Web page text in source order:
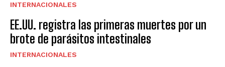
INTERNACIONALES
EE.UU. registra las primeras muertes por un
brote de parásitos intestinales
INTERNACIONALES